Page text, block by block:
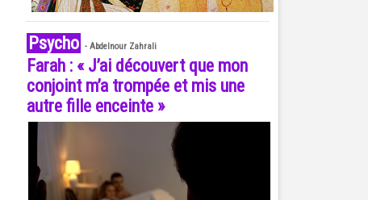
Psycho - Abdelnour Zahrali
Farah : « J’ai découvert que mon
conjoint m’a trompée et mis une
autre fille enceinte »